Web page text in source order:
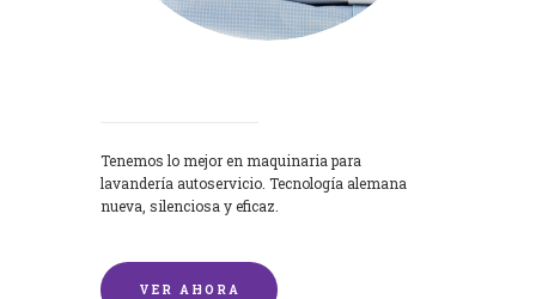
Tenemos lo mejor en maquinaria para
lavandería autoservicio. Tecnología alemana
nueva, silenciosa y eficaz.
VER AHORA